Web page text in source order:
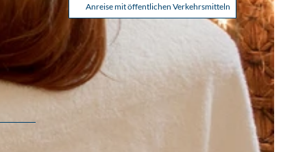
Anreise mit öffentlichen Verkehrsmitteln